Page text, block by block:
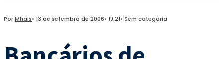
PorMhais• 13 de setembro de 2006• 19:21• Sem categoria